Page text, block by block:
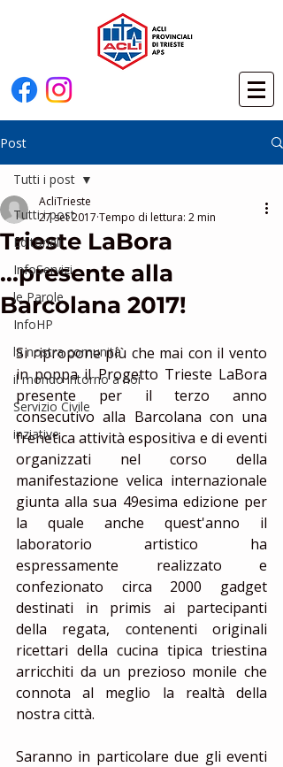
Post
Tutti i post
Editoriali
InfoServizi
le Parole
InfoHP
la nostra comunità
il mondo intorno a noi
Servizio Civile
inziative
Tutti i post
Trieste LaBora
...presente alla
Barcolana 2017!
AcliTrieste
27 set 2017 Tempo di lettura: 2 min
Si ripropone più che mai con il vento
in poppa il Progetto Trieste LaBora
presente per il terzo anno
consecutivo alla Barcolana con una
frenetica attività espositiva e di eventi
organizzati nel corso della
manifestazione velica internazionale
giunta alla sua 49esima edizione per
la quale anche quest'anno il
laboratorio artistico ha
espressamente realizzato e
confezionato circa 2000 gadget
destinati in primis ai partecipanti
della regata, contenenti originali
ricettari della cucina tipica triestina
arricchiti da un prezioso monile che
connota al meglio la realtà della
nostra città.
Saranno in particolare due gli eventi